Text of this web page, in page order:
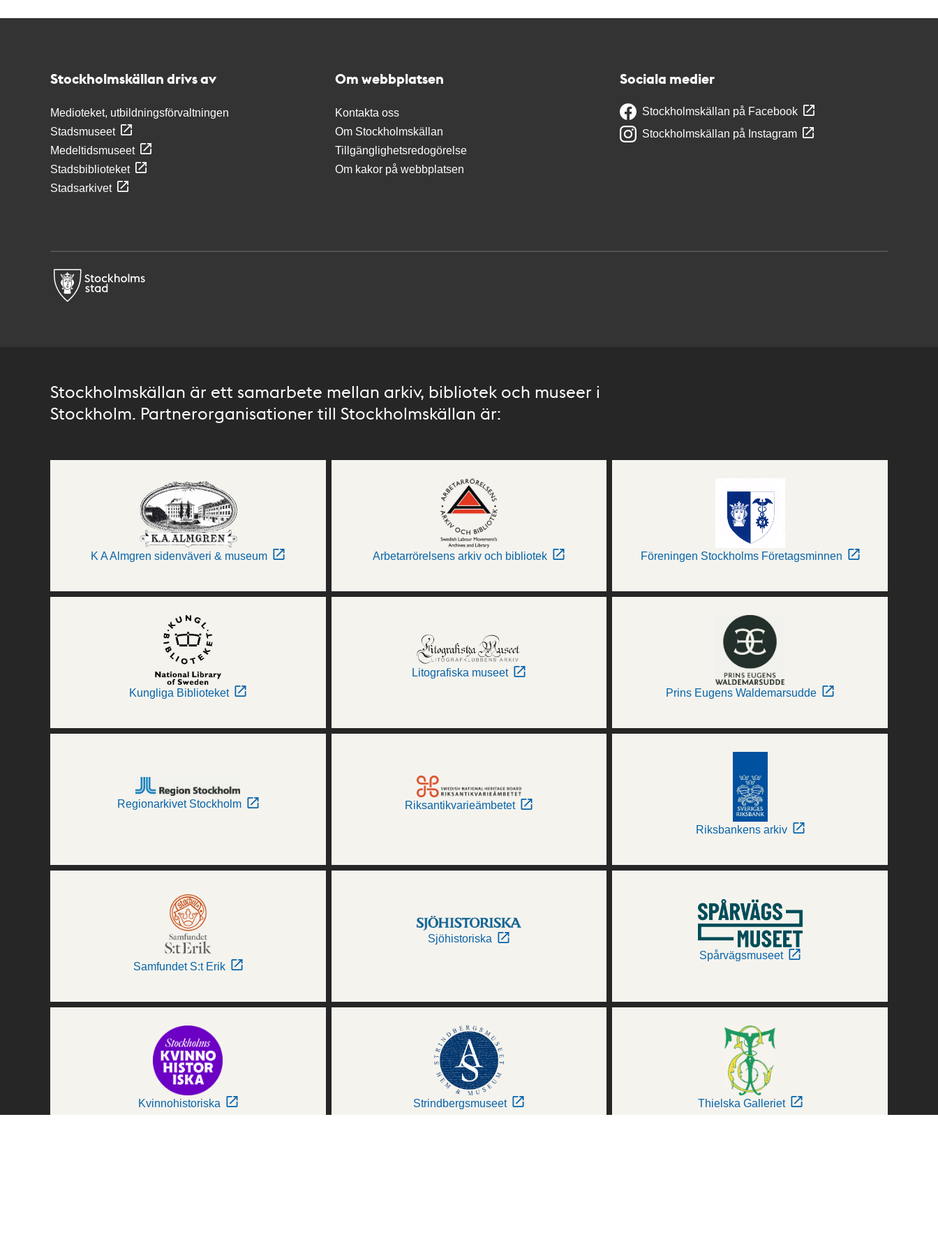
Stockholmskällan drivs av
Medioteket, utbildningsförvaltningen
Stadsmuseet
Medeltidsmuseet
Stadsbiblioteket
Stadsarkivet
Om webbplatsen
Kontakta oss
Om Stockholmskällan
Tillgänglighetsredogörelse
Om kakor på webbplatsen
Sociala medier
Stockholmskällan på Facebook
Stockholmskällan på Instagram
Stockholmskällan är ett samarbete mellan arkiv, bibliotek och museer i
Stockholm. Partnerorganisationer till Stockholmskällan är:
K A Almgren sidenväveri & museum Arbetarrörelsens arkiv och bibliotek Föreningen Stockholms Företagsminnen
Kungliga Biblioteket
Litografiska museet
Prins Eugens Waldemarsudde
Regionarkivet Stockholm Riksantikvarieämbetet
Riksbankens arkiv
Samfundet S:t Erik
Sjöhistoriska
Spårvägsmuseet
Kvinnohistoriska Strindbergsmuseet Thielska Galleriet